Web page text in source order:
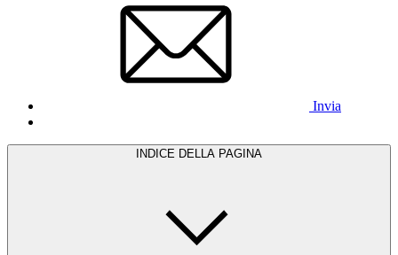
Invia
INDICE DELLA PAGINA